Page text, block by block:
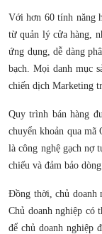
Với hơn 60 tính năng
từ quản lý cửa hàng,
ứng dụng, dễ dàng
bạch. Mọi danh mục
chiến dịch Marketing
Quy trình bán hàng
chuyển khoản qua
là công nghệ gạch nợ
chiếu và đảm bảo
Đồng thời, chủ doanh
Chủ doanh nghiệp có
để chủ doanh nghiệp